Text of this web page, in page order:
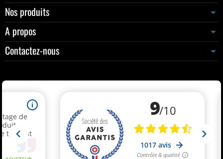
Nos produits
A propos
Contactez-nous